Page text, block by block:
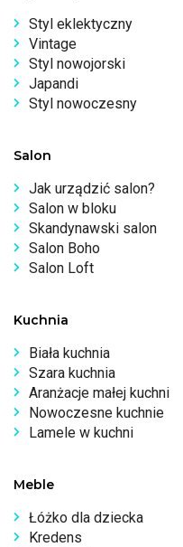
Styl eklektyczny
Vintage
Styl nowojorski
Japandi
Styl nowoczesny
Salon
Jak urządzić salon?
Salon w bloku
Skandynawski salon
Salon Boho
Salon Loft
Kuchnia
Biała kuchnia
Szara kuchnia
Aranżacje małej kuchni
Nowoczesne kuchnie
Lamele w kuchni
Meble
Łóżko dla dziecka
Kredens